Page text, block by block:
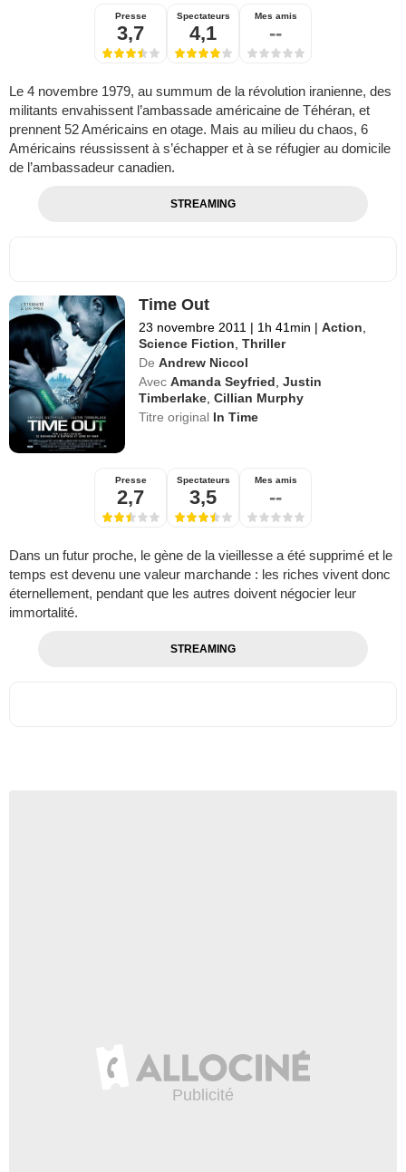
Presse
3,7
Spectateurs
4,1
Mes amis
--
Le 4 novembre 1979, au summum de la révolution iranienne, des
militants envahissent l’ambassade américaine de Téhéran, et
prennent 52 Américains en otage. Mais au milieu du chaos, 6
Américains réussissent à s’échapper et à se réfugier au domicile
de l’ambassadeur canadien.
STREAMING
Time Out
23 novembre 2011 | 1h 41min | Action
Science Fiction ,Thriller
De Andrew Niccol
Avec Amanda Seyfried ,Justin
Timberlake ,Cillian Murphy
Titre original In Time
Presse
2,7
Spectateurs
3,5
Mes amis
--
Dans un futur proche, le gène de la vieillesse a été supprimé et le
temps est devenu une valeur marchande : les riches vivent donc
éternellement, pendant que les autres doivent négocier leur
immortalité.
STREAMING